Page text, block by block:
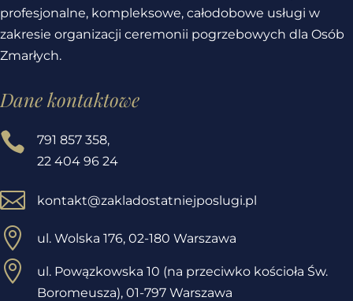
profesjonalne, kompleksowe, całodobowe usługi w
zakresie organizacji ceremonii pogrzebowych dla Osób
Zmarłych.
Dane kontaktowe

791 857 358,
22 404 96 24
 kontakt@zakladostatniejposlugi.pl
 ul. Wolska 176, 02-180 Warszawa

ul. Powązkowska 10 (na przeciwko kościoła Św.
Boromeusza), 01-797 Warszawa